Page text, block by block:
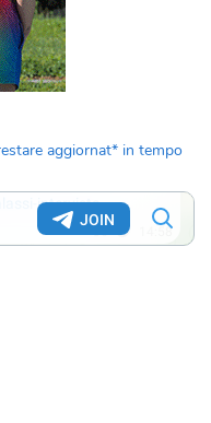
aggiornat* in tempo